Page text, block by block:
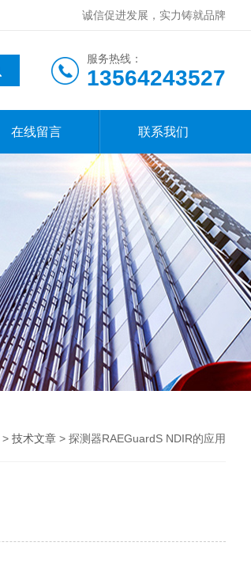
诚信促进发展，实力铸就品牌
服务热线：
13564243527
在线留言 联系我们
> 技术文章 > 探测器RAEGuardS NDIR的应用